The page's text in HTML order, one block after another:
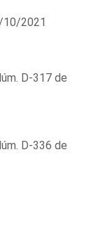
2021
D-317 de
D-336 de